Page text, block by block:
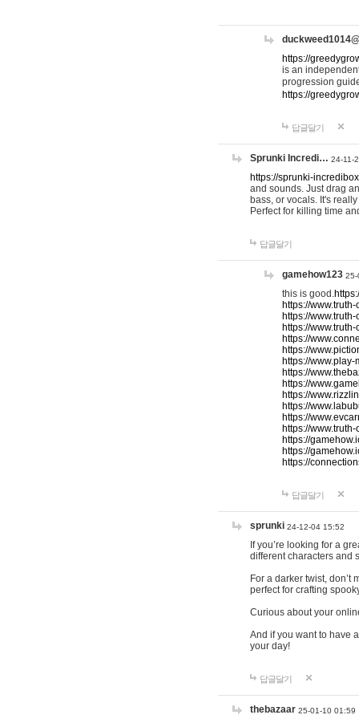
https://
is an
progression
https://
답글달기
Sprunki Incredi… 24-11-
https://sprunki-
and sounds. Just drag
bass, or vocals. It's
Perfect for killing time
답글달기
gamehow123 25-
this is good.
https://
https://
https://
https://
https://
https://
https://
https://
https://
https://
https://
https://
https://
https://
https://
답글달기
sprunki 24-12-04 15:52
If you’re looking for a
different characters and
For a darker twist, don’t
perfect for crafting
Curious about your
And if you want to have
your day!
답글달기
thebazaar 25-01-10 01:59